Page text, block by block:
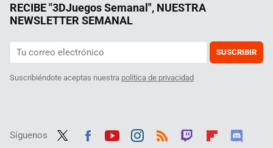
RECIBE "3DJuegos Semanal", NUESTRA
NEWSLETTER SEMANAL
SUSCRIBIR
Suscribiéndote aceptas nuestra política de privacidad
Síguenos